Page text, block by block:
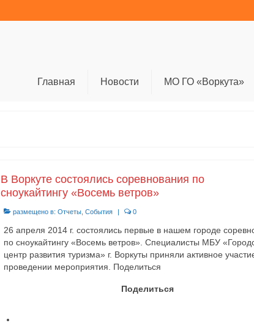
Главная Новости МО ГО «Воркута»
В Воркуте состоялись соревнования по
сноукайтингу «Восемь ветров»
размещено в: Отчеты, События | 0
26 апреля 2014 г. состоялись первые в нашем городе
по сноукайтингу «Восемь ветров». Специалисты МБУ
центр развития туризма» г. Воркуты приняли активное
проведении мероприятия. Поделиться
Поделиться